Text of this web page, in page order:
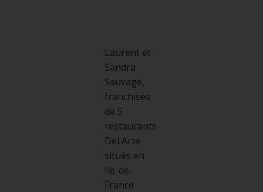
Laurent et
Sandra
Sauvage,
franchisés
de 5
restaurants
Del Arte
situés en
Ile-de-
France